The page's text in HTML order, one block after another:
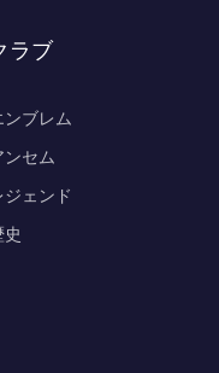
ラブ
ンブレム
ンセム
ジェンド
史